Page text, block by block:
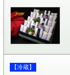
【冷蔵】